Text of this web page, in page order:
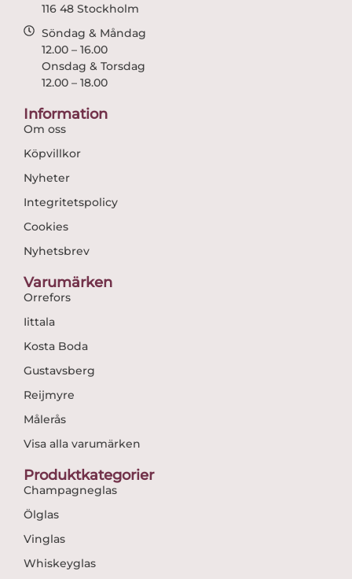
116 48 Stockholm
Söndag & Måndag
12.00 – 16.00
Onsdag & Torsdag
12.00 – 18.00
Information
Om oss
Köpvillkor
Nyheter
Integritetspolicy
Cookies
Nyhetsbrev
Varumärken
Orrefors
Iittala
Kosta Boda
Gustavsberg
Reijmyre
Målerås
Visa alla varumärken
Produktkategorier
Champagneglas
Ölglas
Vinglas
Whiskeyglas